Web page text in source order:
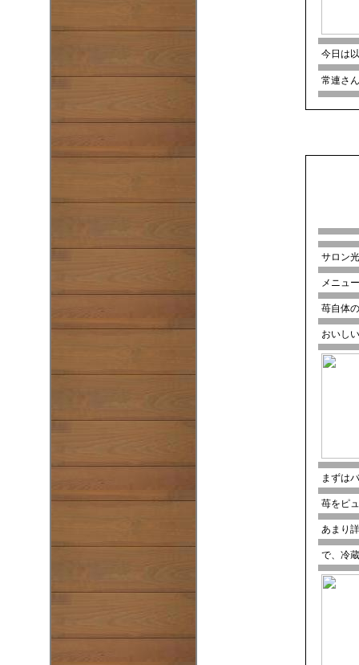
今日は
常連さ
サロン
メニュ
苺自体
おいし
まずは
苺をピ
あまり
で、冷